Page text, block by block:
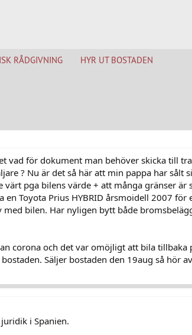
RÅDGIVNING HYR UT BOSTADEN
vad för dokument man behöver skicka till
? Nu är det så här att min pappa har sålt
pga bilens värde + att många gränser är
Toyota Prius HYBRID årsmoidell 2007 för
bilen. Har nyligen bytt både
corona och det var omöjligt att bila tillbaka
Säljer bostaden den 19aug så hör
i Spanien.